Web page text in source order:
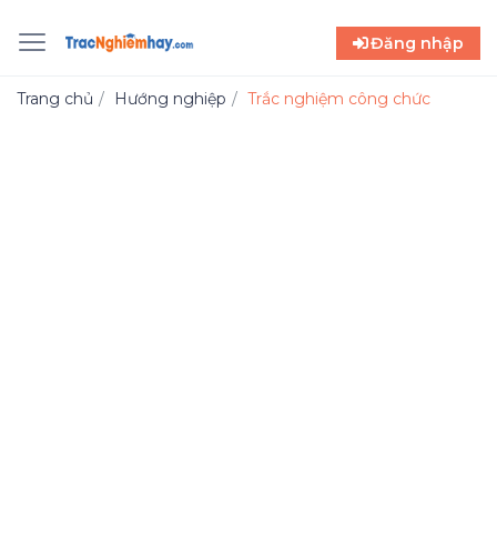
Đăng nhập
Trang chủ Hướng nghiệp Trắc nghiệm công chức